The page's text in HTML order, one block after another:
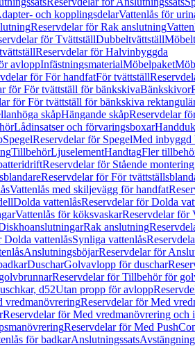
och kopplingsdelarVattenlås för
Reservdelar för Rak anslutning
för TvättställDubbeltvättställ
Reservdelar för Halvinbyggda
avloppInfästningsmaterialMöbelpaket
för För handfatFör tvättställ
för För tvättställ för bänkskivaBänkskivor
för För tvättställ för bänkskiva
skåpHängande skåpReservdelar
Lådinsatser och förvaringsboxar
SpegelReservdelar för SpegelMed inbyggd
TillbehörLjuselementHandtagFler
Reservdelar för Stående
Reservdelar för För
Vattenlås med skiljevägg för handfat
Dolda vattenlåsReservdelar för Dolda
Vattenlås för köksvaskarReservdelar för
Rak anslutning
Dolda vattenlåsSynliga vattenlås
AnslutningsböjarReservdelar för
DuscharGolvavlopp för duschar
Reservdelar för Tillbehör för
d52Utan propp för avlopp
vredmanövreringReservdelar för Med
Reservdelar för Med vredmanövrering och
Reservdelar för Med
för badkarAnslutningssats